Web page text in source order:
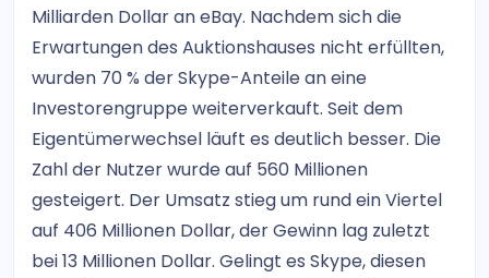
Milliarden Dollar an eBay. Nachdem sich die
Erwartungen des Auktionshauses nicht erfüllten,
wurden 70 % der Skype-Anteile an eine
Investorengruppe weiterverkauft. Seit dem
Eigentümerwechsel läuft es deutlich besser. Die
Zahl der Nutzer wurde auf 560 Millionen
gesteigert. Der Umsatz stieg um rund ein Viertel
auf 406 Millionen Dollar, der Gewinn lag zuletzt
bei 13 Millionen Dollar. Gelingt es Skype, diesen